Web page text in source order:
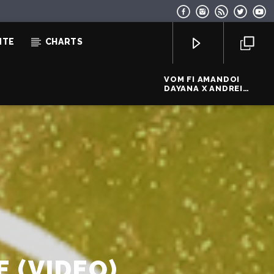
CHARTS
VOM FI AMANDOI
DAYANA X ANDREI